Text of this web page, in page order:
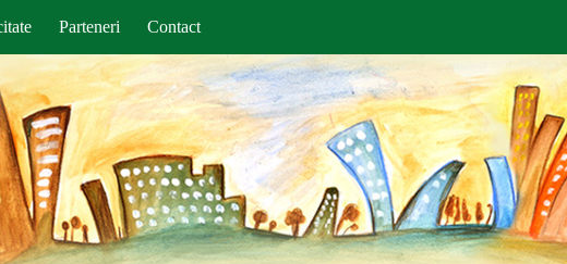
Parteneri Contact